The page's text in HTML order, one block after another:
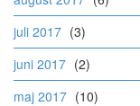
juli 2017 (3)
juni 2017 (2)
maj 2017 (10)